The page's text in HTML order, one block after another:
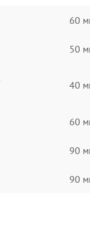
60
50
40
60
90
90